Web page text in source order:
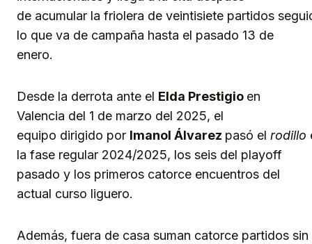
de acumular la friolera de veintisiete partidos
lo que va de campaña hasta el pasado 13 de
enero.
Desde la derrota ante el Elda Prestigio en
Valencia del 1 de marzo del 2025, el
equipo dirigido por Imanol Álvarez pasó el rodillo
la fase regular 2024/2025, los seis del playoff
pasado y los primeros catorce encuentros del
actual curso liguero.
Además, fuera de casa suman catorce partidos